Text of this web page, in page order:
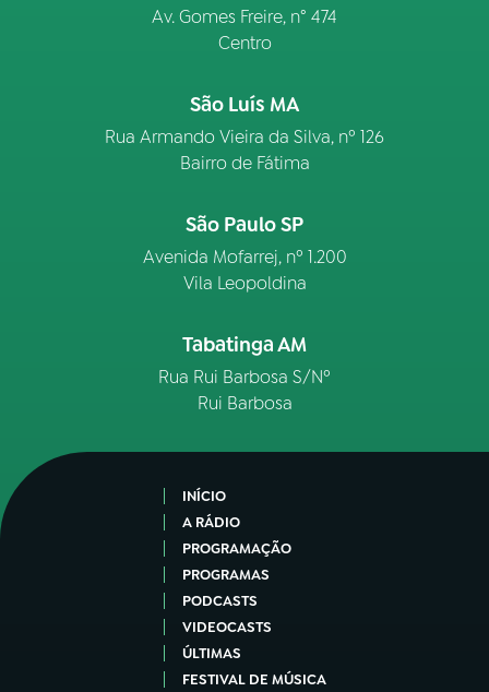
Av. Gomes Freire, n° 474
Centro
São Luís MA
Rua Armando Vieira da Silva, nº 126
Bairro de Fátima
São Paulo SP
Avenida Mofarrej, nº 1.200
Vila Leopoldina
Tabatinga AM
Rua Rui Barbosa S/Nº
Rui Barbosa
INÍCIO
A RÁDIO
PROGRAMAÇÃO
PROGRAMAS
PODCASTS
VIDEOCASTS
ÚLTIMAS
FESTIVAL DE MÚSICA